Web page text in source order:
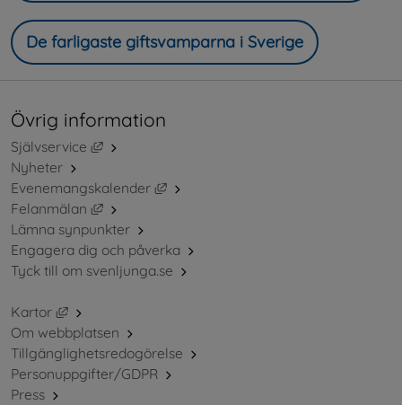
De farligaste giftsvamparna i Sverige
Övrig information
Självservice
Länk till annan webbplats, öppnas i nytt fönster.
Nyheter
Evenemangskalender
Länk till annan webbplats, öppnas i
Felanmälan
Länk till annan webbplats, öppnas i nytt fönster.
Lämna synpunkter
Engagera dig och påverka
Tyck till om svenljunga.se
Kartor
Länk till annan webbplats, öppnas i nytt fönster.
Om webbplatsen
Tillgänglighetsredogörelse
Personuppgifter/GDPR
Press